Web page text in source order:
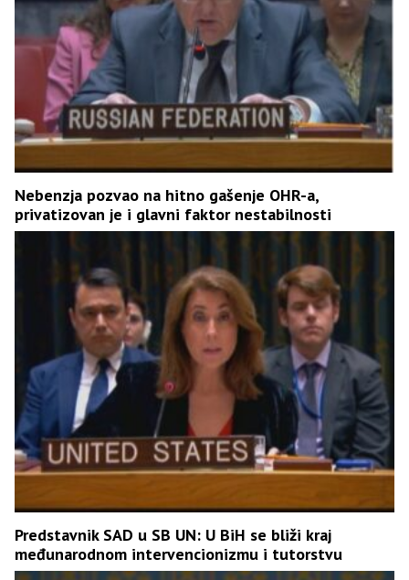
Nebenzja pozvao na hitno gašenje OHR-a,
privatizovan je i glavni faktor nestabilnosti
Predstavnik SAD u SB UN: U BiH se bliži kraj
međunarodnom intervencionizmu i tutorstvu